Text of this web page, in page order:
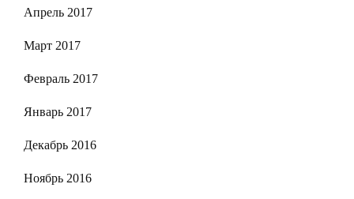
Апрель 2017
Март 2017
Февраль 2017
Январь 2017
Декабрь 2016
Ноябрь 2016